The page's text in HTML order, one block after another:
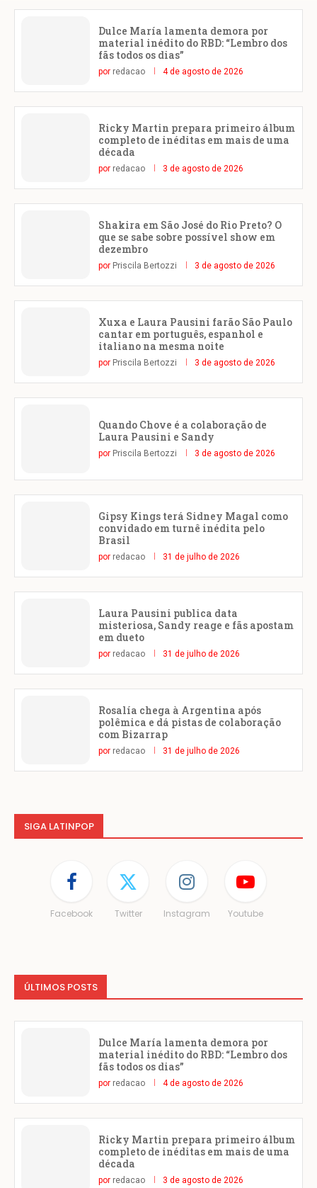
Dulce María lamenta demora por
material inédito do RBD: “Lembro dos
fãs todos os dias”
por redacao 4 de agosto de 2026
Ricky Martin prepara primeiro álbum
completo de inéditas em mais de uma
década
por redacao 3 de agosto de 2026
Shakira em São José do Rio Preto? O
que se sabe sobre possível show em
dezembro
por Priscila Bertozzi 3 de agosto de 2026
Xuxa e Laura Pausini farão São Paulo
cantar em português, espanhol e
italiano na mesma noite
por Priscila Bertozzi 3 de agosto de 2026
Quando Chove é a colaboração de
Laura Pausini e Sandy
por Priscila Bertozzi 3 de agosto de 2026
Gipsy Kings terá Sidney Magal como
convidado em turnê inédita pelo
Brasil
por redacao 31 de julho de 2026
Laura Pausini publica data
misteriosa, Sandy reage e fãs apostam
em dueto
por redacao 31 de julho de 2026
Rosalía chega à Argentina após
polêmica e dá pistas de colaboração
com Bizarrap
por redacao 31 de julho de 2026
SIGA LATINPOP
Facebook Twitter Instagram Youtube
ÚLTIMOS POSTS
Dulce María lamenta demora por
material inédito do RBD: “Lembro dos
fãs todos os dias”
por redacao 4 de agosto de 2026
Ricky Martin prepara primeiro álbum
completo de inéditas em mais de uma
década
por redacao 3 de agosto de 2026